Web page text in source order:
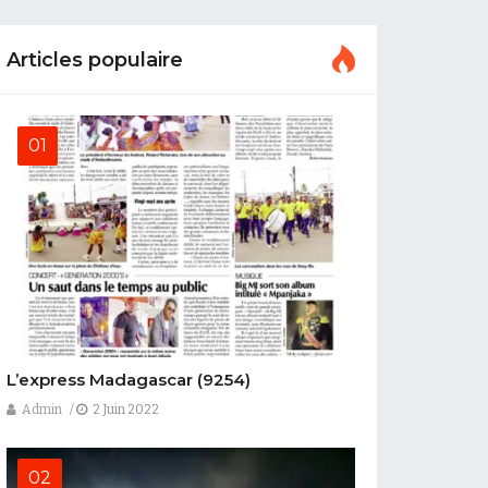
Articles populaire
L’express Madagascar (9254)
Admin 2 Juin 2022